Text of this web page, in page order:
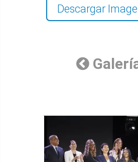
Descargar